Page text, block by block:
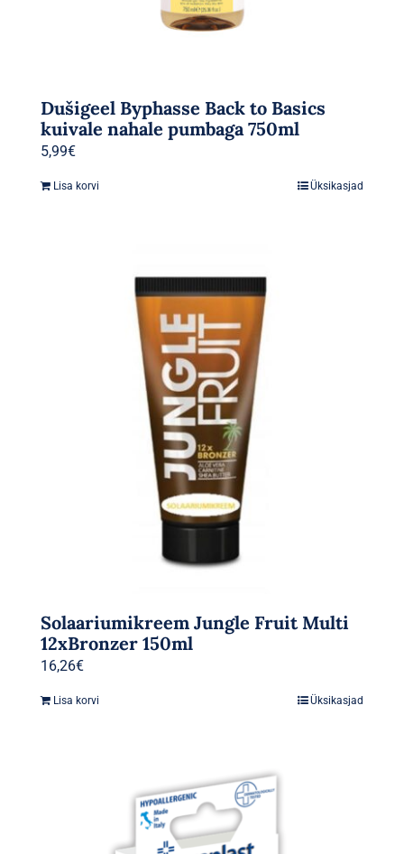
Dušigeel Byphasse Back to Basics
kuivale nahale pumbaga 750ml
5,99€
Lisa korvi Üksikasjad
Solaariumikreem Jungle Fruit Multi
12xBronzer 150ml
16,26€
Lisa korvi Üksikasjad